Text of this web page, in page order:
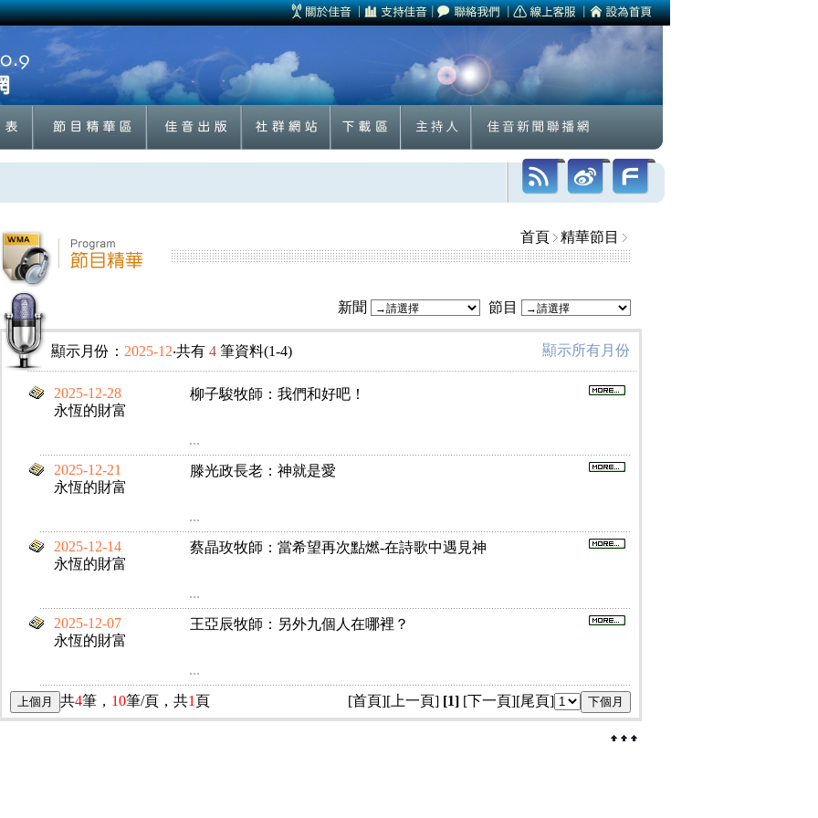
首頁 精華節目
新聞 節目
顯示月份： 2025-12‧共有 4筆資料(1-4) 顯示所有月份
2025-12-28
永恆的財富
柳子駿牧師：我們和好吧！
...
2025-12-21
永恆的財富
滕光政長老：神就是愛
...
2025-12-14
永恆的財富
蔡晶玫牧師：當希望再次點燃-在詩歌中遇見神
...
2025-12-07
永恆的財富
王亞辰牧師：另外九個人在哪裡？
...
共4筆， 10筆/頁，共1 頁 [首頁][上一頁] [1] [下一頁][尾頁]